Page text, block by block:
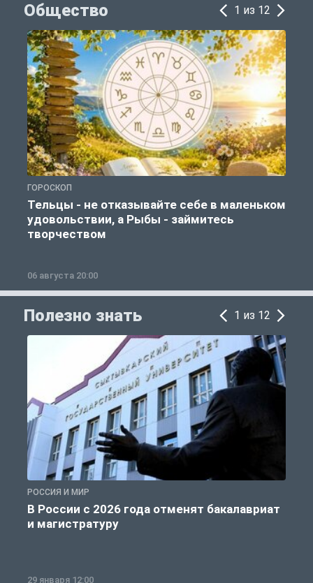
Общество 1 из 12
ГОРОСКОП
Тельцы - не отказывайте себе в маленьком
удовольствии, а Рыбы - займитесь
творчеством
06 августа 20:00
Полезно знать 1 из 12
РОССИЯ И МИР
В России с 2026 года отменят бакалавриат
и магистратуру
29 января 12:00